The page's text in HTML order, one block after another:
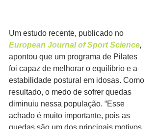
Um estudo recente, publicado no
European Journal of Sport Science,
apontou que um programa de Pilates
foi capaz de melhorar o equilíbrio e a
estabilidade postural em idosas. Como
resultado, o medo de sofrer quedas
diminuiu nessa população. “Esse
achado é muito importante, pois as
quedas são um dos principais motivos